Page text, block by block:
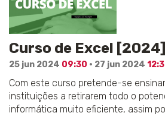
Curso de Excel [2024]
25 jun 2024 09:30 · 27 jun 2024
Com este curso pretende-se
instituições a retirarem todo o
informática muito eficiente, assim